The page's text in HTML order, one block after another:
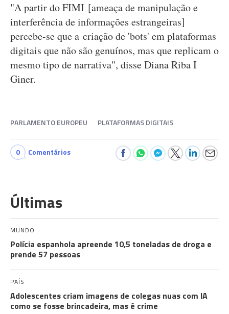
"A partir do FIMI [ameaça de manipulação e
interferência de informações estrangeiras]
percebe-se que a criação de 'bots' em plataformas
digitais que não são genuínos, mas que replicam o
mesmo tipo de narrativa", disse Diana Riba I
Giner.
PARLAMENTO EUROPEU PLATAFORMAS DIGITAIS
0 Comentários
Últimas
MUNDO
Polícia espanhola apreende 10,5 toneladas de droga e
prende 57 pessoas
PAÍS
Adolescentes criam imagens de colegas nuas com IA
como se fosse brincadeira, mas é crime